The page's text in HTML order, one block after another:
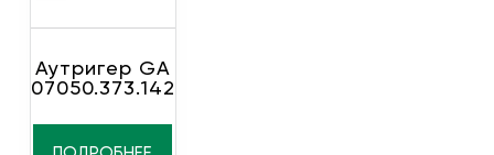
Аутригер GA
07050.373.142